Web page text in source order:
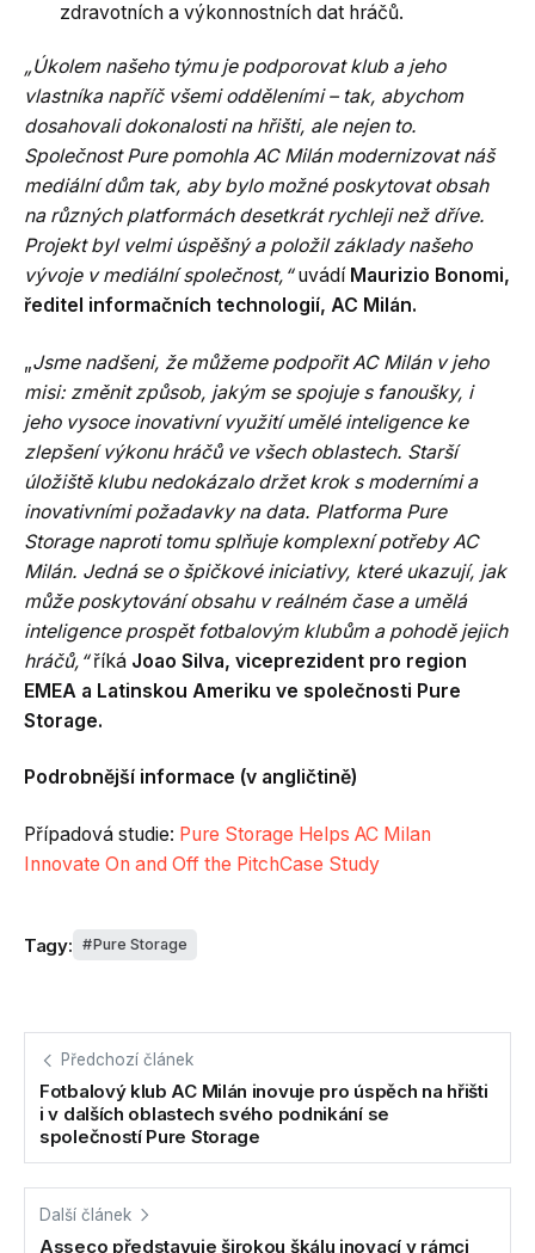
zdravotních a výkonnostních dat hráčů.
„Úkolem našeho týmu je podporovat klub a jeho
vlastníka napříč všemi odděleními – tak, abychom
dosahovali dokonalosti na hřišti, ale nejen to.
Společnost Pure pomohla AC Milán modernizovat náš
mediální dům tak, aby bylo možné poskytovat obsah
na různých platformách desetkrát rychleji než dříve.
Projekt byl velmi úspěšný a položil základy našeho
vývoje v mediální společnost,“uvádí Maurizio Bonomi,
ředitel informačních technologií, AC Milán.
„Jsme nadšeni, že můžeme podpořit AC Milán v jeho
misi: změnit způsob, jakým se spojuje s fanoušky, i
jeho vysoce inovativní využití umělé inteligence ke
zlepšení výkonu hráčů ve všech oblastech. Starší
úložiště klubu nedokázalo držet krok s moderními a
inovativními požadavky na data. Platforma Pure
Storage naproti tomu splňuje komplexní potřeby AC
Milán. Jedná se o špičkové iniciativy, které ukazují, jak
může poskytování obsahu v reálném čase a umělá
inteligence prospět fotbalovým klubům a pohodě jejich
hráčů,“říká Joao Silva, viceprezident pro region
EMEA a Latinskou Ameriku ve společnosti Pure
Storage.
Podrobnější informace (v angličtině)
Případová studie: Pure Storage Helps AC Milan
Innovate On and Off the PitchCase Study
Tagy: Pure Storage
Předchozí článek
Fotbalový klub AC Milán inovuje pro úspěch na hřišti
i v dalších oblastech svého podnikání se
společností Pure Storage
Další článek
Asseco představuje širokou škálu inovací v rámci